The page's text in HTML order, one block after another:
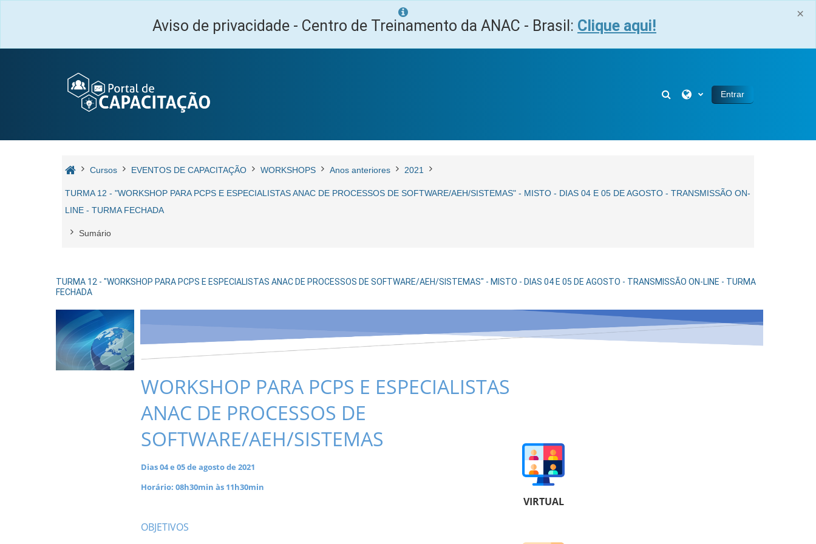
×
Aviso de privacidade - Centro de Treinamento da ANAC - Brasil: Clique aqui!
Alternar entrada de pesquisa
Entrar
Cursos EVENTOS DE CAPACITAÇÃO WORKSHOPS Anos anteriores 2021
TURMA 12 - "WORKSHOP PARA PCPS E ESPECIALISTAS ANAC DE PROCESSOS DE SOFTWARE/AEH/SISTEMAS" - MISTO - DIAS 04 E 05 DE AGOSTO - TRANSMISSÃO ON-
LINE - TURMA FECHADA
Sumário
TURMA 12 - "WORKSHOP PARA PCPS E ESPECIALISTAS ANAC DE PROCESSOS DE SOFTWARE/AEH/SISTEMAS" - MISTO - DIAS 04 E 05 DE AGOSTO - TRANSMISSÃO ON-LINE - TURMA
FECHADA
WORKSHOP PARA PCPS E ESPECIALISTAS
ANAC DE PROCESSOS DE
SOFTWARE/AEH/SISTEMAS
Dias 04 e 05 de agosto de 2021
Horário: 08h30min às 11h30min
OBJETIVOS
VIRTUAL